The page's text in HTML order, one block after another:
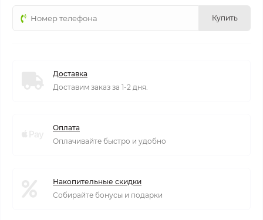
Купить
Доставка
Доставим заказ за 1-2 дня.
Оплата
Оплачивайте быстро и удобно
Накопительные скидки
Собирайте бонусы и подарки